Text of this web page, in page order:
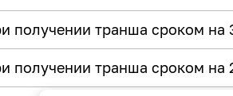
получении транша сроком на
получении транша сроком на